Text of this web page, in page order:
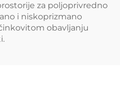
za poljoprivredno
i niskoprizmano
obavljanju